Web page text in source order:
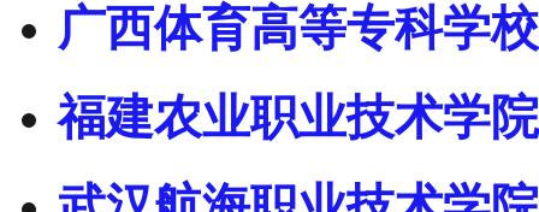
广西体育高等专科学校
福建农业职业技术学院